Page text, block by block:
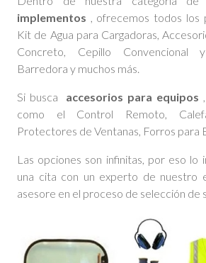
implementos , ofrecemos todos los
Kit de Agua para Cargadoras,
Concreto, Cepillo Convencional
Barredora y muchos más.
Si busca accesorios para equipos
como el Control Remoto,
Protectores de Ventanas, Forros para
Las opciones son infinitas, por eso lo
una cita con un experto de nuestro
asesore en el proceso de selección de